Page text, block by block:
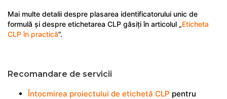
Mai multe detalii despre plasarea identificatorului unic de
formulă și despre etichetarea CLP găsiți în articolul „Eticheta
CLP în practică”.
Recomandare de servicii
Întocmirea proiectului de etichetă CLP pentru